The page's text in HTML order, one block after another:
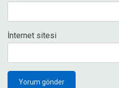
İnternet sitesi